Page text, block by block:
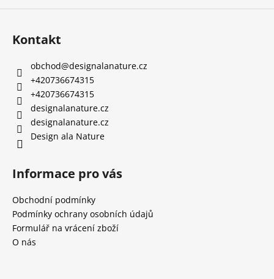
Kontakt
obchod@designalanature.cz
+420736674315
+420736674315
designalanature.cz
designalanature.cz
Design ala Nature
Informace pro vás
Obchodní podmínky
Podmínky ochrany osobních údajů
Formulář na vrácení zboží
O nás